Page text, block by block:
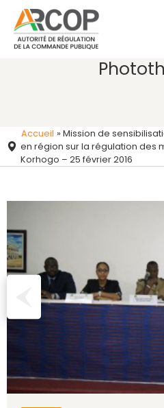
contenu
Accueil » Mission de
en région sur la régulation des
Korhogo – 25 février 2016